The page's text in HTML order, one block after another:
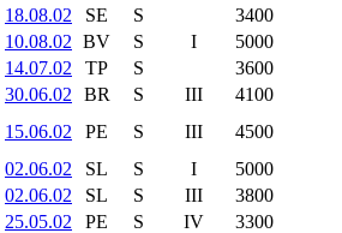
18.08.02
SE S 3400
10.08.02 BV S I 5000
14.07.02
TP S 3600
30.06.02
BR S III 4100
15.06.02
PE S III 4500
02.06.02
SL S I 5000
02.06.02
SL S III 3800
25.05.02
PE S IV 3300